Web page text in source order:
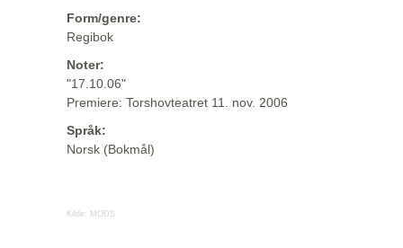
Form/genre:
Regibok
Noter:
"17.10.06"
Premiere: Torshovteatret 11. nov. 2006
Språk:
Norsk (Bokmål)
Kilde: MODS